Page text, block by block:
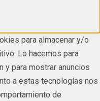
para almacenar y/o
Lo hacemos para
y para mostrar anuncios
a estas tecnologías nos
de